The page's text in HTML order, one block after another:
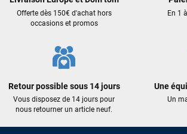
Offerte dès 150€ d'achat hors
occasions et promos
En 1
Retour possible sous 14 jours
Vous disposez de 14 jours pour
nous retourner un article neuf.
Une
Un
encore pour cette severne dyno !
J'ai acheté une voile d'occasion depuis Tahiti.
L'envoi a été rapide. La voile est arrivée en
Mauruuru roa.
VOIR TOUS LES AVIS